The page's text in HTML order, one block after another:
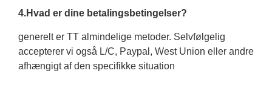
4.Hvad er dine betalingsbetingelser?
generelt er TT almindelige metoder. Selvfølgelig
accepterer vi også L/C, Paypal, West Union eller andre
afhængigt af den specifikke situation